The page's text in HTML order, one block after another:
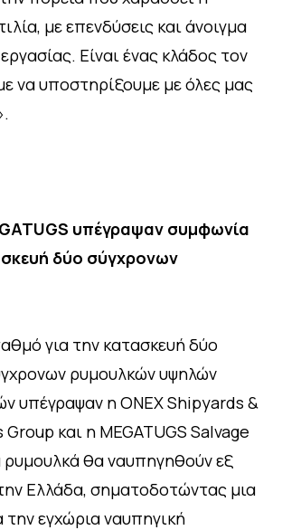
με επενδύσεις και άνοιγμα
Είναι ένας κλάδος τον
να υποστηρίξουμε με όλες μας
υπέγραψαν συμφωνία
δύο σύγχρονων
για την κατασκευή δύο
ρυμουλκών υψηλών
υπέγραψαν η ONEX Shipyards &
και η MEGATUGS Salvage
ρυμουλκά θα ναυπηγηθούν εξ
Ελλάδα, σηματοδοτώντας μια
την εγχώρια ναυπηγική